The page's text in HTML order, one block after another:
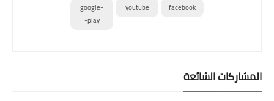
facebook
youtube
google-
play-
المشاركات الشائعة